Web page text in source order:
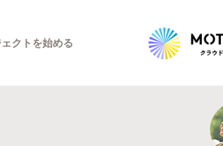
新着
クトを始める